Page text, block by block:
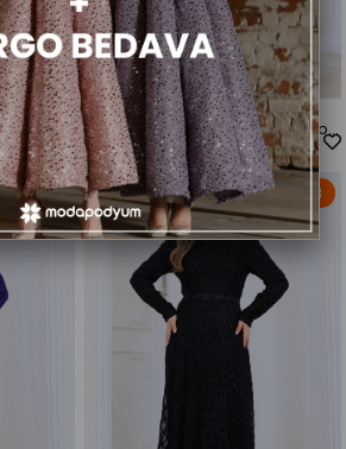
Lina Kuyruklu Dantel Tesettür Elbise Bordo Lina Kuyruklu Dantel Tesettür Elbise İndigo
₺2.899,00
₺3.999,00
%28 %28
Yeni
Ürün